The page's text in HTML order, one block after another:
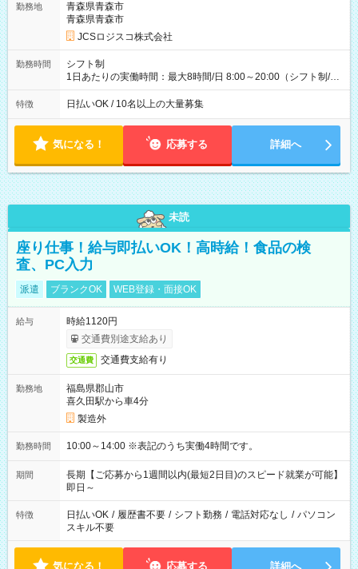
万円／週6日稼働 ・地方郊外エリア 月収40万円／週5日稼働 月
収40万円~50万円／週6日稼働 ＜モデルイメージ＞ ■月収50万
円 (27歳男性/江東区在住)※元建築関係 1日150個配達×25日勤務
(日休み) ■月収80万円(43歳男性/墨田区在住)※元営業 1日200個
勤務地
青森県青森市
青森県青森市
JCSロジスコ株式会社
勤務時間
シフト制
1日あたりの実働時間：最大8時間/日 8:00～20:00（シフト制/実
働8時間） ※週5日勤務（場所次第では週4も有り） ※配達状況
によって時間外での勤務可能性有り ※案件により多少の前後あ
特徴 日払いOK / 10名以上の大量募集
気になる！ 応募する 詳細へ
未読
座り仕事！給与即払いOK！高時給！食品の検
査、PC入力
派遣 ブランクOK WEB登録・面接OK
給与
時給1120円
交通費別途支給あり
交通費 交通費支給有り
勤務地
福島県郡山市
喜久田駅から車4分
製造外
勤務時間 10:00～14:00 ※表記のうち実働4時間です。
期間
長期【ご応募から1週間以内(最短2日目)のスピード就業が可能】
即日～
特徴 日払いOK / 履歴書不要 / シフト勤務 / 電話対応なし / パソコン
スキル不要
気になる！ 応募する 詳細へ